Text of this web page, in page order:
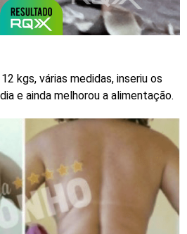
kgs, várias medidas, inseriu os
e ainda melhorou a alimentação.